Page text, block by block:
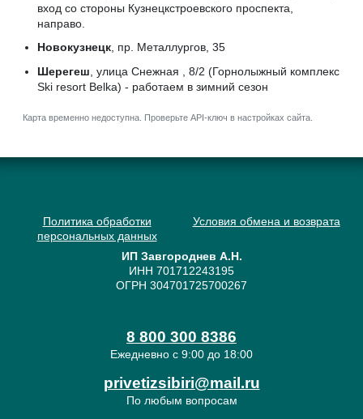
вход со стороны Кузнецкстроевского проспекта,
направо.
Новокузнецк, пр. Металлургов, 35
Шерегеш , улица Снежная , 8/2 (Горнолыжный комплекс
Ski resort Belka) - работаем в зимний сезон
Карта временно недоступна. Проверьте API-ключ в настройках сайта.
Политика обработки
персональных данных
Условия обмена и возврата
ИП Завгороднев А.Н.
ИНН 701712243195
ОГРН 304701725700267
8 800 300 8386
Ежедневно с 9:00 до 18:00
privetizsibiri@mail.ru
По любым вопросам